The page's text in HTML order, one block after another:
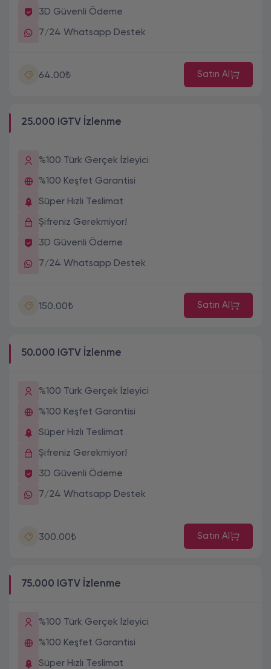
3D Güvenli Ödeme
7/24 Whatsapp Destek
64.00₺ Satın Al
25.000 IGTV İzlenme
%100 Türk Gerçek İzleyici
%100 Keşfet Garantisi
Süper Hızlı Teslimat
Şifreniz Gerekmiyor!
3D Güvenli Ödeme
7/24 Whatsapp Destek
150.00₺ Satın Al
50.000 IGTV İzlenme
%100 Türk Gerçek İzleyici
%100 Keşfet Garantisi
Süper Hızlı Teslimat
Şifreniz Gerekmiyor!
3D Güvenli Ödeme
7/24 Whatsapp Destek
300.00₺ Satın Al
75.000 IGTV İzlenme
%100 Türk Gerçek İzleyici
%100 Keşfet Garantisi
Süper Hızlı Teslimat